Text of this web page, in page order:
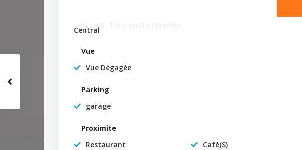
Central
Vue
Vue Dégagée
Parking
garage
Proximite
Restaurant
Café(S)